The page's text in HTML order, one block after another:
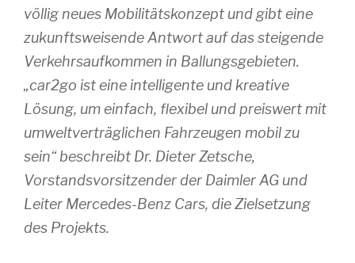
völlig neues Mobilitätskonzept und gibt eine
zukunftsweisende Antwort auf das steigende
Verkehrsaufkommen in Ballungsgebieten.
„car2go ist eine intelligente und kreative
Lösung, um einfach, flexibel und preiswert mit
umweltverträglichen Fahrzeugen mobil zu
sein“ beschreibt Dr. Dieter Zetsche,
Vorstandsvorsitzender der Daimler AG und
Leiter Mercedes-Benz Cars, die Zielsetzung
des Projekts.